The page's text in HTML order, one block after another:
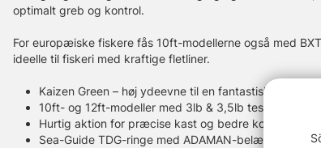
optimalt greb og kontrol.
For europæiske fiskere fås 10ft-modellerne også med
ideelle til fiskeri med kraftige fletliner.
Kaizen Green – høj ydeevne til en fantastisk pris
10ft- og 12ft-modeller med 3lb & 3,5lb testkurver
Hurtig aktion for præcise kast og bedre kontrol
Sea-Guide TDG-ringe med ADAMAN-belægning